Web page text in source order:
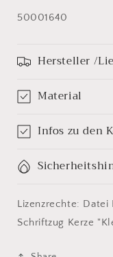
SKU:
50001640
Hersteller /
Material
Infos zu den
Lizenzrechte:
Schriftzug Kerze